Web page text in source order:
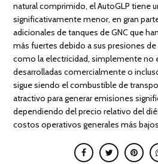
natural comprimido, el AutoGLP tiene
significativamente menor, en gran
adicionales de tanques de GNC que
más fuertes debido a sus presiones
como la electricidad, simplemente no
desarrolladas comercialmente o
sigue siendo el combustible de
atractivo para generar emisiones
dependiendo del precio relativo del
costos operativos generales más